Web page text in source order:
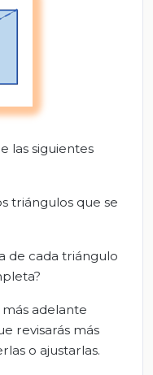
las siguientes
triángulos que se
de cada triángulo
adelante
revisarás más
o ajustarlas.